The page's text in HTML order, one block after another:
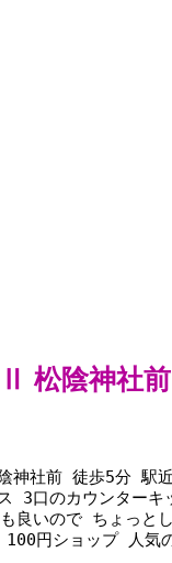
松陰神社
神社前 徒歩5分 駅
3口のカウンター
いので ちょっと
円ショップ 人気